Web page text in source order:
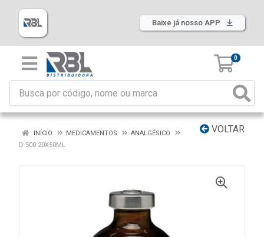
Baixe já nosso APP
0
VOLTAR
INÍCIO MEDICAMENTOS
ANALGÉSICO
D-500 20X50ML